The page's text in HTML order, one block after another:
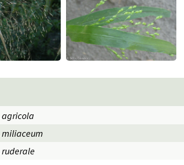
agricola
miliaceum
ruderale